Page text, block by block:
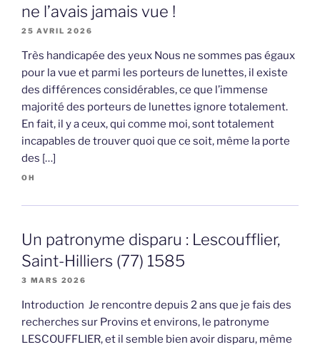
ne l’avais jamais vue !
25 AVRIL 2026
Très handicapée des yeux Nous ne sommes pas égaux
pour la vue et parmi les porteurs de lunettes, il existe
des différences considérables, ce que l’immense
majorité des porteurs de lunettes ignore totalement.
En fait, il y a ceux, qui comme moi, sont totalement
incapables de trouver quoi que ce soit, même la porte
des […]
OH
Un patronyme disparu : Lescoufflier,
Saint-Hilliers (77) 1585
3 MARS 2026
Introduction Je rencontre depuis 2 ans que je fais des
recherches sur Provins et environs, le patronyme
LESCOUFFLIER, et il semble bien avoir disparu, même